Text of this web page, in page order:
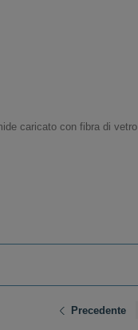
caricato con fibra di vetro
Precedente